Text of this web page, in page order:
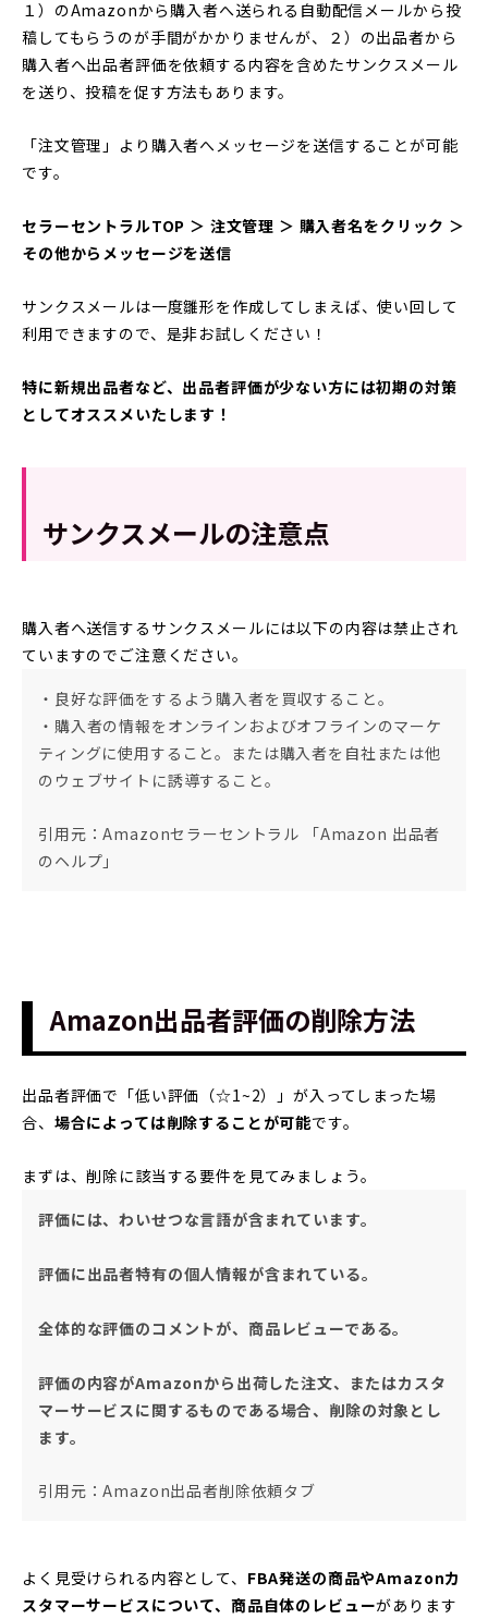
１）のAmazonから購入者へ送られる自動配信メールから投
稿してもらうのが手間がかかりませんが、２）の出品者から
購入者へ出品者評価を依頼する内容を含めたサンクスメール
を送り、投稿を促す方法もあります。
「注文管理」より購入者へメッセージを送信することが可能
です。
セラーセントラルTOP ＞ 注文管理 ＞ 購入者名をクリック ＞
その他からメッセージを送信
サンクスメールは一度雛形を作成してしまえば、使い回して
利用できますので、是非お試しください！
特に新規出品者など、出品者評価が少ない方には初期の対策
としてオススメいたします！
サンクスメールの注意点
購入者へ送信するサンクスメールには以下の内容は禁止され
ていますのでご注意ください。
・良好な評価をするよう購入者を買収すること。
・購入者の情報をオンラインおよびオフラインのマーケ
ティングに使用すること。または購入者を自社または他
のウェブサイトに誘導すること。
引用元：Amazonセラーセントラル 「Amazon 出品者
のヘルプ」
Amazon出品者評価の削除方法
出品者評価で「低い評価（☆1~2）」が入ってしまった場
合、 場合によっては削除することが可能です。
まずは、削除に該当する要件を見てみましょう。
評価には、わいせつな言語が含まれています。
評価に出品者特有の個人情報が含まれている。
全体的な評価のコメントが、商品レビューである。
評価の内容がAmazonから出荷した注文、またはカスタ
マーサービスに関するものである場合、削除の対象とし
ます。
引用元：Amazon出品者削除依頼タブ
よく見受けられる内容として、 FBA発送の商品やAmazonカ
スタマーサービスについて、 商品自体のレビューがあります